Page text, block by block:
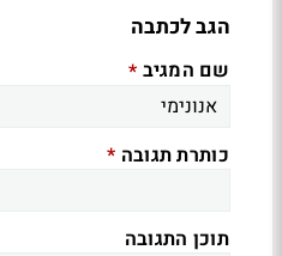
הגב לכתבה
שם המגיב *
כותרת תגובה *
תוכן התגובה